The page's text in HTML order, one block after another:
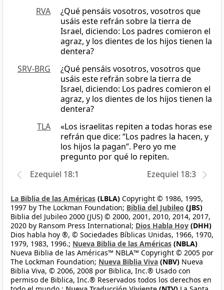
RVA
¿Qué pensáis vosotros, vosotros que
usáis este refrán sobre la tierra de
Israel, diciendo: Los padres comieron el
agraz, y los dientes de los hijos tienen la
dentera?
SRV-BRG
¿Qué pensáis vosotros, vosotros que
usáis este refrán sobre la tierra de
Israel, diciendo: Los padres comieron el
agraz, y los dientes de los hijos tienen la
dentera?
TLA
«Los israelitas repiten a todas horas ese
refrán que dice: “Los padres la hacen, y
los hijos la pagan”. Pero yo me
pregunto por qué lo repiten.
Ezequiel 18:1
Ezequiel 18:3
La Biblia de las Américas (LBLA) Copyright © 1986, 1995,
1997 by The Lockman Foundation; Biblia del Jubileo (JBS)
Biblia del Jubileo 2000 (JUS) © 2000, 2001, 2010, 2014, 2017,
2020 by Ransom Press International; Dios Habla Hoy (DHH)
Dios habla hoy ®, © Sociedades Bíblicas Unidas, 1966, 1970,
1979, 1983, 1996.; Nueva Biblia de las Américas (NBLA)
Nueva Biblia de las Américas™ NBLA™ Copyright © 2005 por
The Lockman Foundation; Nueva Biblia Viva (NBV) Nueva
Biblia Viva, © 2006, 2008 por Biblica, Inc.® Usado con
permiso de Biblica, Inc.® Reservados todos los derechos en